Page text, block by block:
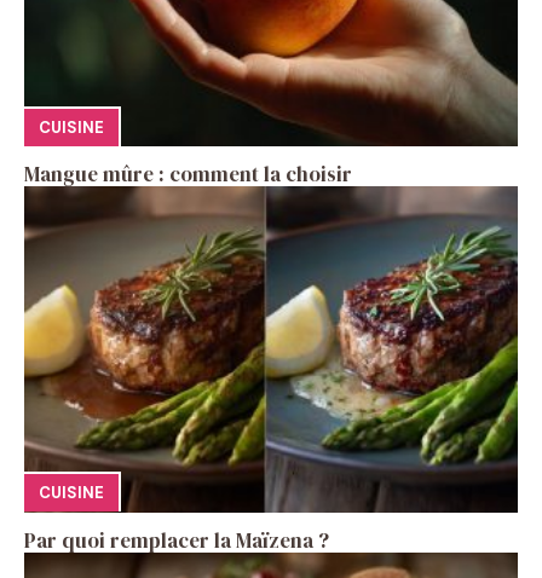
CUISINE
Mangue mûre : comment la choisir
CUISINE
Par quoi remplacer la Maïzena ?